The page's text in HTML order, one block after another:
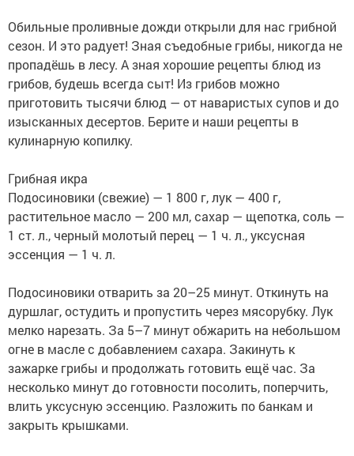
Обильные проливные дожди открыли для нас грибной
сезон. И это радует! Зная съедобные грибы, никогда не
пропадёшь в лесу. А зная хорошие рецепты блюд из
грибов, будешь всегда сыт! Из грибов можно
приготовить тысячи блюд — от наваристых супов и до
изысканных десертов. Берите и наши рецепты в
кулинарную копилку.
Грибная икра
Подосиновики (свежие) — 1 800 г, лук — 400 г,
растительное масло — 200 мл, сахар — щепотка, соль —
1 ст. л., черный молотый перец — 1 ч. л., уксусная
эссенция — 1 ч. л.
Подосиновики отварить за 20–25 минут. Откинуть на
дуршлаг, остудить и пропустить через мясорубку. Лук
мелко нарезать. За 5–7 минут обжарить на небольшом
огне в масле с добавлением сахара. Закинуть к
зажарке грибы и продолжать готовить ещё час. За
несколько минут до готовности посолить, поперчить,
влить уксусную эссенцию. Разложить по банкам и
закрыть крышками.